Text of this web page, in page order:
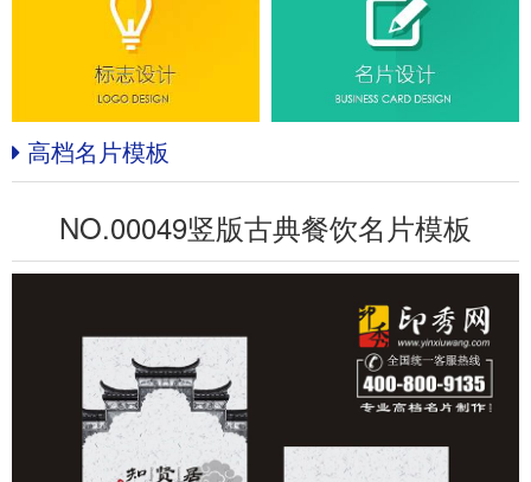
高档名片模板
NO.00049竖版古典餐饮名片模板